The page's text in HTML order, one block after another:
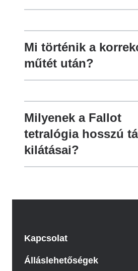
Mi történik a
műtét után?
Milyenek a Fallot
tetralógia hosszú
kilátásai?
Kapcsolat
Álláslehetőségek